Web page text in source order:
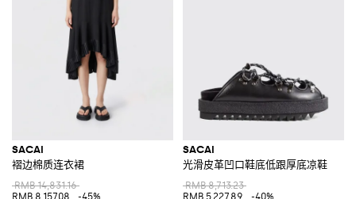
SACAI
褶边棉质连衣裙
RMB 14,831.16
RMB 8,157.08
-45%
SACAI
光滑皮革凹口鞋底低跟厚底凉鞋
RMB 8,713.23
RMB 5,227.89
-40%